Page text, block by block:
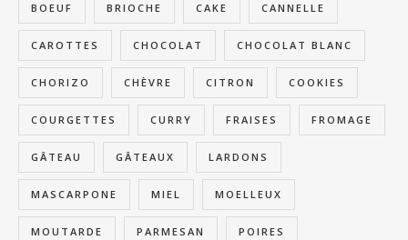
BOEUF BRIOCHE CAKE CANNELLE
CAROTTES CHOCOLAT CHOCOLAT BLANC
CHORIZO CHÈVRE CITRON COOKIES
COURGETTES CURRY FRAISES FROMAGE
GÂTEAU GÂTEAUX LARDONS
MASCARPONE MIEL MOELLEUX
MOUTARDE PARMESAN POIRES